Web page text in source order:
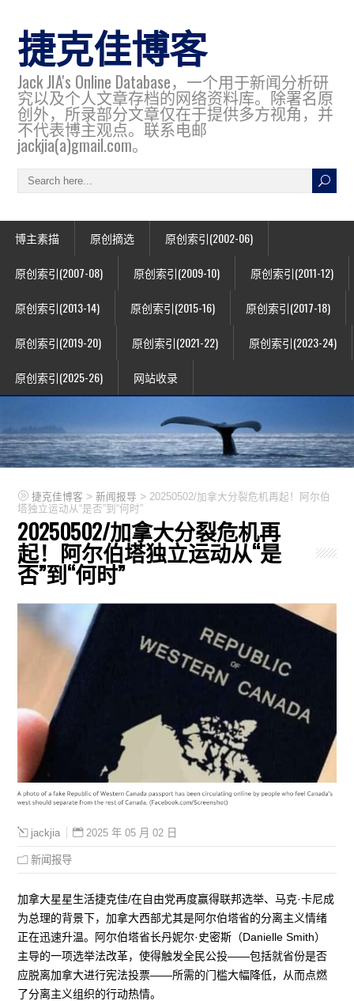
捷克佳博客
Jack JIA's Online Database，一个用于新闻分析研
究以及个人文章存档的网络资料库。除署名原
创外，所录部分文章仅在于提供多方视角，并
不代表博主观点。联系电邮
jackjia(a)gmail.com。
博主素描 原创摘选 原创索引(2002-06)
原创索引(2007-08) 原创索引(2009-10) 原创索引(2011-12)
原创索引(2013-14) 原创索引(2015-16) 原创索引(2017-18)
原创索引(2019-20) 原创索引(2021-22) 原创索引(2023-24)
原创索引(2025-26) 网站收录
捷克佳博客 >新闻报导 > 20250502/加拿大分裂危机再起！阿尔伯
塔独立运动从“是否”到“何时”
20250502/加拿大分裂危机再
起！阿尔伯塔独立运动从“是
否”到“何时”
jackjia 2025 年 05 月 02 日
新闻报导
加拿大星星生活捷克佳/在自由党再度赢得联邦选举、马克·卡尼成
为总理的背景下，加拿大西部尤其是阿尔伯塔省的分离主义情绪
正在迅速升温。阿尔伯塔省长丹妮尔·史密斯（Danielle Smith）
主导的一项选举法改革，使得触发全民公投——包括就省份是否
应脱离加拿大进行宪法投票——所需的门槛大幅降低，从而点燃
了分离主义组织的行动热情。